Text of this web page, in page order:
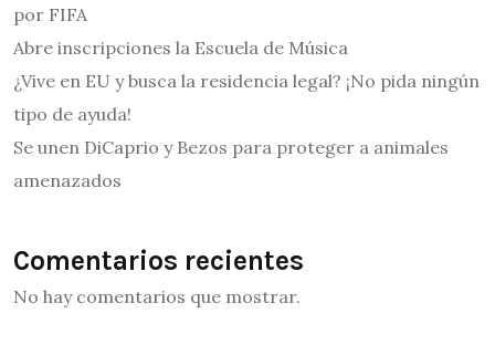
por FIFA
Abre inscripciones la Escuela de Música
¿Vive en EU y busca la residencia legal? ¡No pida ningún
tipo de ayuda!
Se unen DiCaprio y Bezos para proteger a animales
amenazados
Comentarios recientes
No hay comentarios que mostrar.